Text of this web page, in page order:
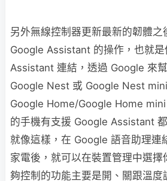
另外無線控制器更新最新的韌體之
Google Assistant 的操作，也就
Assistant 連結，透過 Google 來
Google Nest 或 Google Nest
Google Home/Google Home
的手機有支援 Google Assistant
就像這樣，在 Google 語音助理連
家電後，就可以在裝置管理中選
夠控制的功能主要是開、關跟溫度